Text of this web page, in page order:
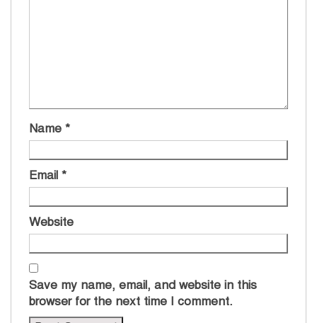
Name *
Email *
Website
Save my name, email, and website in this
browser for the next time I comment.